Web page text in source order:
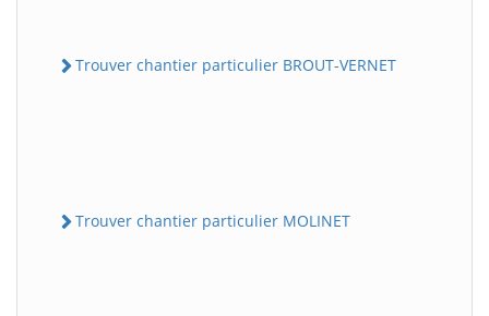
Trouver chantier particulier BROUT-VERNET
Trouver chantier particulier MOLINET